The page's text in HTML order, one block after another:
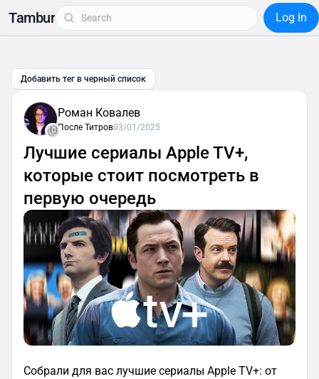
Tambur Log In
Добавить тег в черный список
Роман Ковалев
После Титров03/01/2025
Лучшие сериалы Apple TV+,
которые стоит посмотреть в
первую очередь
Собрали для вас лучшие сериалы Apple TV+: от